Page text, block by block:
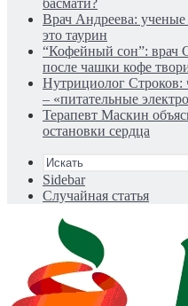
басмати?
Врач Андреева: ученые
это таурин
“Кофейный сон”: врач
после чашки кофе
Нутрициолог Строков:
– «питательные
Терапевт Маскин
остановки сердца
Sidebar
Случайная статья